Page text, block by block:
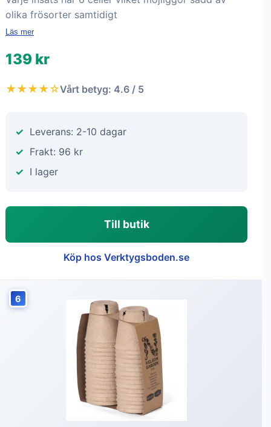
olika frösorter samtidigt
Läs mer
139 kr
★★★★☆Vårt betyg: 4.6 / 5
Leverans: 2-10 dagar
Frakt: 96 kr
I lager
Till butik
Köp hos Verktygsboden.se
6